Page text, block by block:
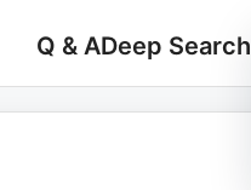
Q & ADeep Search